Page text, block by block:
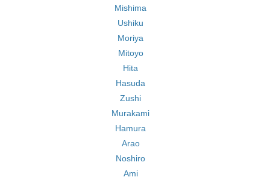
Mishima
Ushiku
Moriya
Mitoyo
Hita
Hasuda
Zushi
Murakami
Hamura
Arao
Noshiro
Ami